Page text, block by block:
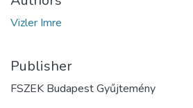
Vizler Imre
Publisher
FSZEK Budapest Gyűjtemény